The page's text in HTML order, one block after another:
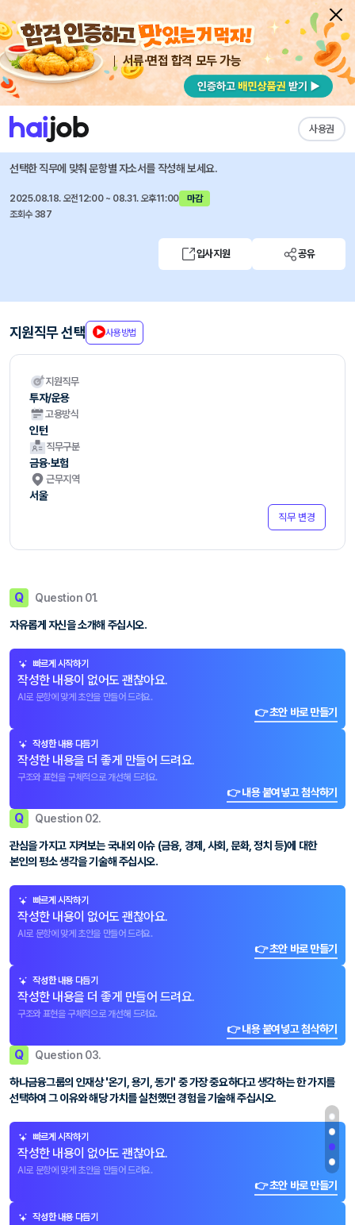
서류·면접 합격 모두 가능
사용권
채용공고 자소서 자유항목 자소서 내 작성목록
하나대체투자자산운용
2025년 하반기 인턴사원 채용
선택한 직무에 맞춰 문항별 자소서를 작성해 보세요.
2025.08.18. 오전12:00 ~ 08.31. 오후11:00
마감
조회수 387
입사지원 공유
지원직무 선택 사용방법
지원직무
투자/운용
고용방식
인턴
직무구분
금융·보험
근무지역
서울
직무 변경
Q Question 01.
자유롭게 자신을 소개해 주십시오.
빠르게 시작하기
작성한 내용이 없어도 괜찮아요.
AI로 문항에 맞게 초안을 만들어 드려요.
👉 초안 바로 만들기
작성한 내용 다듬기
작성한 내용을 더 좋게 만들어 드려요.
구조와 표현을 구체적으로 개선해 드려요.
👉 내용 붙여넣고 첨삭하기
Q Question 02.
관심을 가지고 지켜보는 국내외 이슈 (금융, 경제, 사회, 문화, 정치 등)에 대한
본인의 평소 생각을 기술해 주십시오.
빠르게 시작하기
작성한 내용이 없어도 괜찮아요.
AI로 문항에 맞게 초안을 만들어 드려요.
👉 초안 바로 만들기
작성한 내용 다듬기
작성한 내용을 더 좋게 만들어 드려요.
구조와 표현을 구체적으로 개선해 드려요.
👉 내용 붙여넣고 첨삭하기
Q Question 03.
하나금융그룹의 인재상 '온기, 용기, 동기' 중 가장 중요하다고 생각하는 한 가지를
선택하여 그 이유와 해당 가치를 실천했던 경험을 기술해 주십시오.
빠르게 시작하기
작성한 내용이 없어도 괜찮아요.
AI로 문항에 맞게 초안을 만들어 드려요.
👉 초안 바로 만들기
작성한 내용 다듬기